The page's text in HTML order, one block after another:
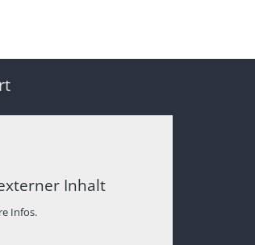
Inhalt
Infos.